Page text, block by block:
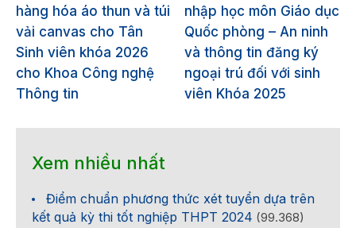
hàng hóa áo thun và túi
vải canvas cho Tân
Sinh viên khóa 2026
cho Khoa Công nghệ
Thông tin
nhập học môn Giáo dục
Quốc phòng – An ninh
và thông tin đăng ký
ngoại trú đối với sinh
viên Khóa 2025
Xem nhiều nhất
Điểm chuẩn phương thức xét tuyển dựa trên
kết quả kỳ thi tốt nghiệp THPT 2024 (99.368)